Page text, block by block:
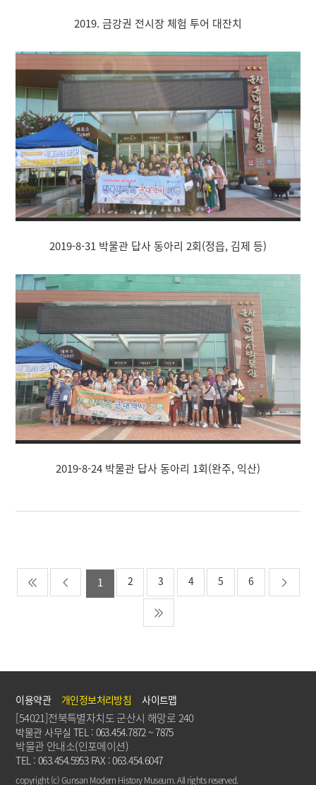
2019. 금강권 전시장 체험 투어 대잔치
2019-8-31 박물관 답사 동아리 2회(정읍, 김제 등)
2019-8-24 박물관 답사 동아리 1회(완주, 익산)
1 2 3 4 5 6
이용약관 개인정보처리방침 사이트맵
[54021]전북특별자치도 군산시 해망로 240
박물관 사무실 TEL : 063.454.7872 ~ 7875
박물관 안내소(인포메이션)
TEL : 063.454.5953 FAX : 063.454.6047
copyright (c) Gunsan Modern History Museum. All rights reserved.